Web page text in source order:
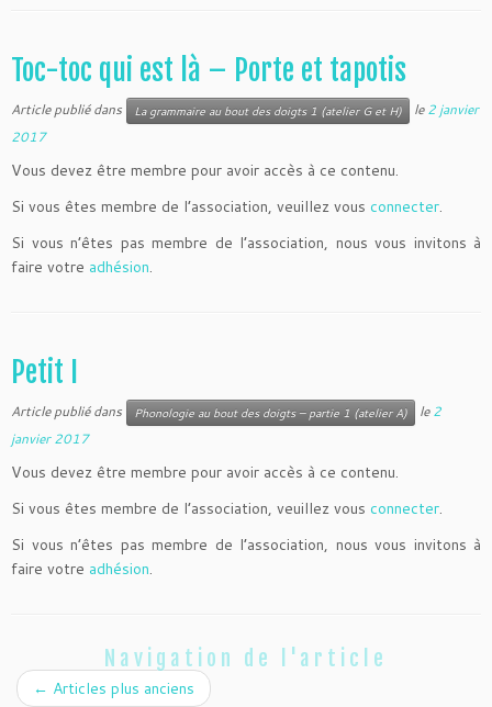
Toc-toc qui est là – Porte et tapotis
Article publié dans La grammaire au bout des doigts 1 (atelier G et H) le2 janvier
2017
Vous devez être membre pour avoir accès à ce contenu.
Si vous êtes membre de l’association, veuillez vous connecter.
Si vous n’êtes pas membre de l’association, nous vous invitons à
faire votre adhésion.
Petit I
Article publié dans Phonologie au bout des doigts – partie 1 (atelier A) le2
janvier 2017
Vous devez être membre pour avoir accès à ce contenu.
Si vous êtes membre de l’association, veuillez vous connecter.
Si vous n’êtes pas membre de l’association, nous vous invitons à
faire votre adhésion.
Navigation de l'article
← Articles plus anciens